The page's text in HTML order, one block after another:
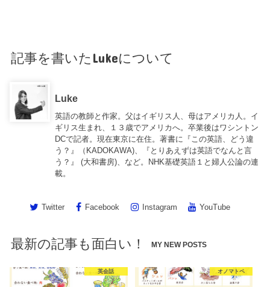
記事を書いたLukeについて
Luke
英語の教師と作家。父はイギリス人、母はアメリカ人。イ
ギリス生まれ、１３歳でアメリカへ。卒業後はワシントン
DCで記者。現在東京に在住。著書に『この英語、どう違
う？』（KADOKAWA)、『とりあえずは英語でなんと言
う？』 (大和書房)、など。NHK基礎英語１と婦人公論の連
載。
Twitter Facebook Instagram YouTube
最新の記事も面白い！ MY NEW POSTS
英会話 オノマトペ